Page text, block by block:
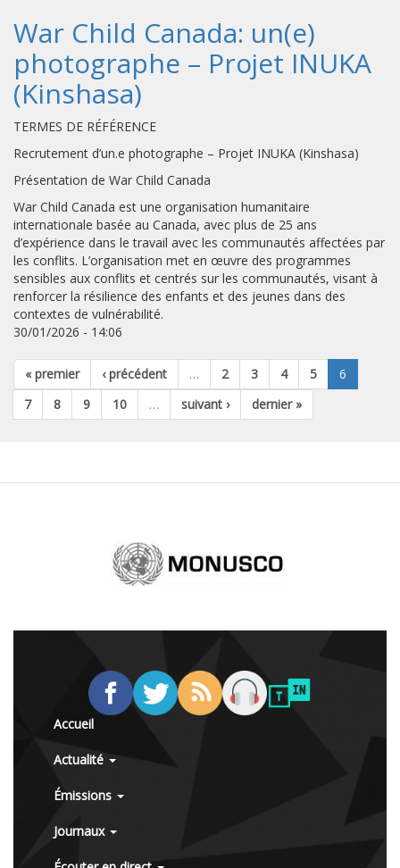
War Child Canada: un(e)
photographe – Projet INUKA
(Kinshasa)
TERMES DE RÉFÉRENCE
Recrutement d’un.e photographe – Projet INUKA (Kinshasa)
Présentation de War Child Canada
War Child Canada est une organisation humanitaire
internationale basée au Canada, avec plus de 25 ans
d’expérience dans le travail avec les communautés affectées par
les conflits. L’organisation met en œuvre des programmes
sensibles aux conflits et centrés sur les communautés, visant à
renforcer la résilience des enfants et des jeunes dans des
contextes de vulnérabilité.
30/01/2026 - 14:06
« premier ‹ précédent … 2 3 4 5
6
7
8 9 10 … suivant › dernier »
Accueil
Actualité
Émissions
Journaux